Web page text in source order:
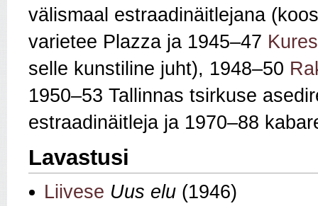
välismaal estraadinäitlejana
varietee Plazza ja 1945–47
selle kunstiline juht), 1948–50
1950–53 Tallinnas tsirkuse
estraadinäitleja ja 1970–88
Lavastusi
Liivese Uus elu (1946)